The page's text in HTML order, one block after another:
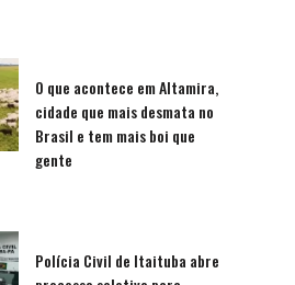
O que acontece em Altamira,
cidade que mais desmata no
Brasil e tem mais boi que
gente
Polícia Civil de Itaituba abre